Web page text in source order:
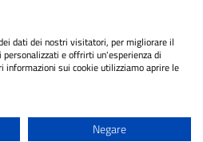
dati dei nostri visitatori, per migliorare il
e offrirti un'esperienza di
informazioni sui cookie utilizziamo aprire le
Negare